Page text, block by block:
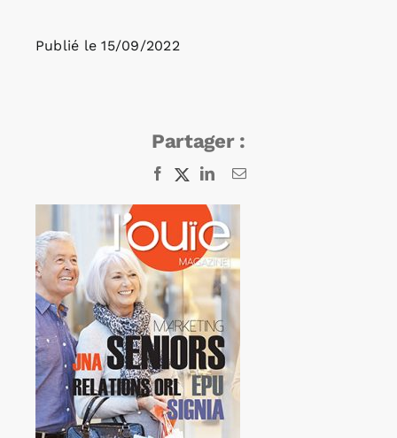
Rechercher:
Publié le 15/09/2022
Partager :
Facebook
X LinkedInEmail